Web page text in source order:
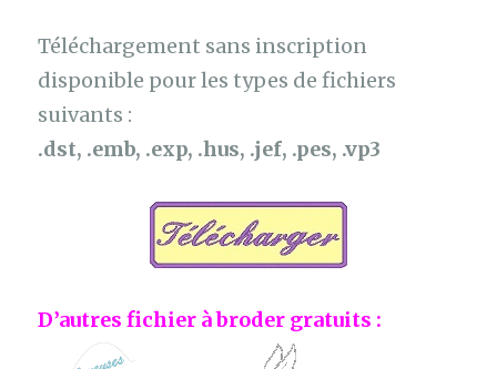
Téléchargement sans inscription
disponible pour les types de fichiers
suivants :
.dst, .emb, .exp, .hus, .jef, .pes, .vp3
D’autres fichier à broder gratuits :